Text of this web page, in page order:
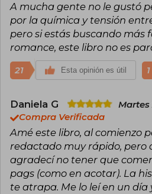
A mucha gente no le gustó
por la química y tensión
pero si estás buscando más
romance, este libro no es
21 Esta opinión es útil 1
Daniela G
Martes
Compra Verificada
Amé este libro, al comienzo
redactado muy rápido, pero
agradecí no tener que
pags (como en acotar). La
te atrapa. Me lo leí en un día